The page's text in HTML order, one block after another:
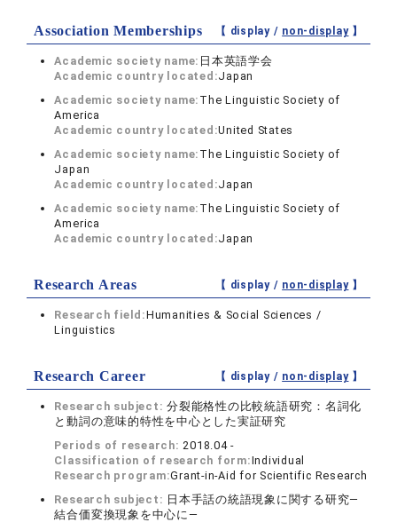
Association Memberships 【 display / non-display】
Academic society name: 日本英語学会
Academic country located:Japan
Academic society name: The Linguistic Society of
America
Academic country located:United States
Academic society name: The Linguistic Society of
Japan
Academic country located:Japan
Academic society name: The Linguistic Society of
America
Academic country located:Japan
Research Areas 【 display / non-display】
Research field:Humanities & Social Sciences /
Linguistics
Research Career 【 display / non-display】
Research subject:分裂能格性の比較統語研究：名詞化
と動詞の意味的特性を中心とした実証研究
Periods of research: 2018.04 -
Classification of research form:Individual
Research program:Grant-in-Aid for Scientific Research
Research subject: 日本手話の統語現象に関する研究—
結合価変換現象を中心に—